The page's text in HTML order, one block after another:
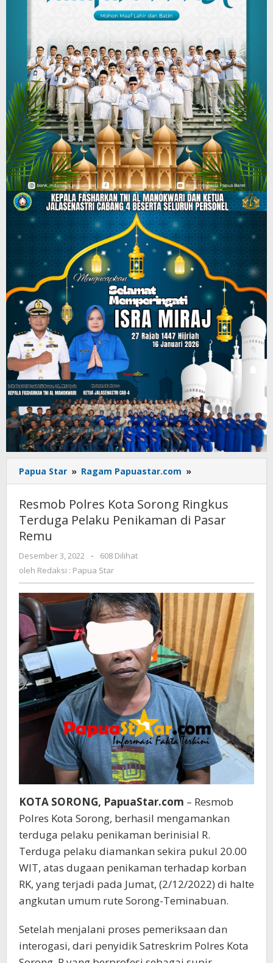
Papua Star » Ragam Papuastar.com »
Polres
Sorong
Ringkus
Pasar
Remu
Resmob Polres Kota Sorong Ringkus
Terduga Pelaku Penikaman di Pasar
Remu
Desember 3, 2022
oleh
Redaksi
Star
-
608 Dilihat
oleh Redaksi : Papua Star
KOTA SORONG, PapuaStar.com – Resmob
Polres Kota Sorong, berhasil mengamankan
terduga pelaku penikaman berinisial R.
Terduga pelaku diamankan sekira pukul 20.00
WIT, atas dugaan penikaman terhadap korban
RK, yang terjadi pada Jumat, (2/12/2022) di halte
angkutan umum rute Sorong-Teminabuan.
Setelah menjalani proses pemeriksaan dan
interogasi, dari penyidik Satreskrim Polres Kota